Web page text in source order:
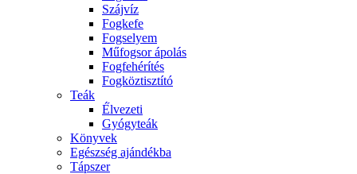
Szájvíz
Fogkefe
Fogselyem
Műfogsor ápolás
Fogfehérítés
Fogköztisztító
Teák
É́lvezeti
Gyógyteák
Könyvek
Egészség ajándékba
Tápszer